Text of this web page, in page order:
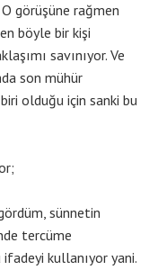
görüşüne rağmen
böyle bir kişi
savınıyor. Ve
son mühür
olduğu için sanki bu
sünnetin
tercüme
ifadeyi kullanıyor yani.